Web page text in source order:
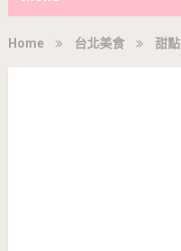
Home 台北美食 甜點